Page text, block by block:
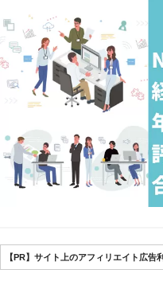
【PR】サイト上のアフィリエイト広告